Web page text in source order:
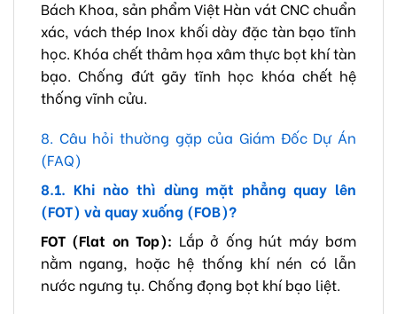
Bách Khoa, sản phẩm Việt Hàn vát CNC chuẩn
xác, vách thép Inox khối dày đặc tàn bạo tĩnh
học. Khóa chết thảm họa xâm thực bọt khí tàn
bạo. Chống đứt gãy tĩnh học khóa chết hệ
thống vĩnh cửu.
8. Câu hỏi thường gặp của Giám Đốc Dự Án
(FAQ)
8.1. Khi nào thì dùng mặt phẳng quay lên
(FOT) và quay xuống (FOB)?
FOT (Flat on Top): Lắp ở ống hút máy bơm
nằm ngang, hoặc hệ thống khí nén có lẫn
nước ngưng tụ. Chống đọng bọt khí bạo liệt.